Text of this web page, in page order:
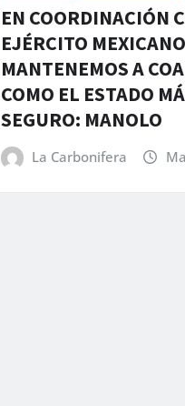
EN COORDINACIÓN
EJÉRCITO MEXICANO
MANTENEMOS A
COMO EL ESTADO
SEGURO: MANOLO
La Carbonifera